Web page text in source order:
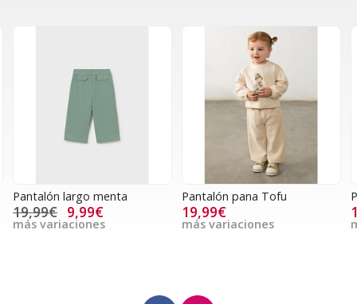
Pantalón largo menta
19,99€ 9,99€
más variaciones
Pantalón pana Tofu
19,99€
más variaciones